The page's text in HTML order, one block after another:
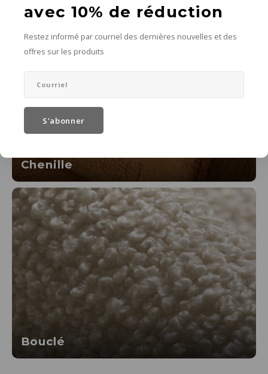
avec 10% de réduction
Restez informé par courriel des dernières nouvelles et des
offres sur les produits
S'abonner
Chenille
Bouclé